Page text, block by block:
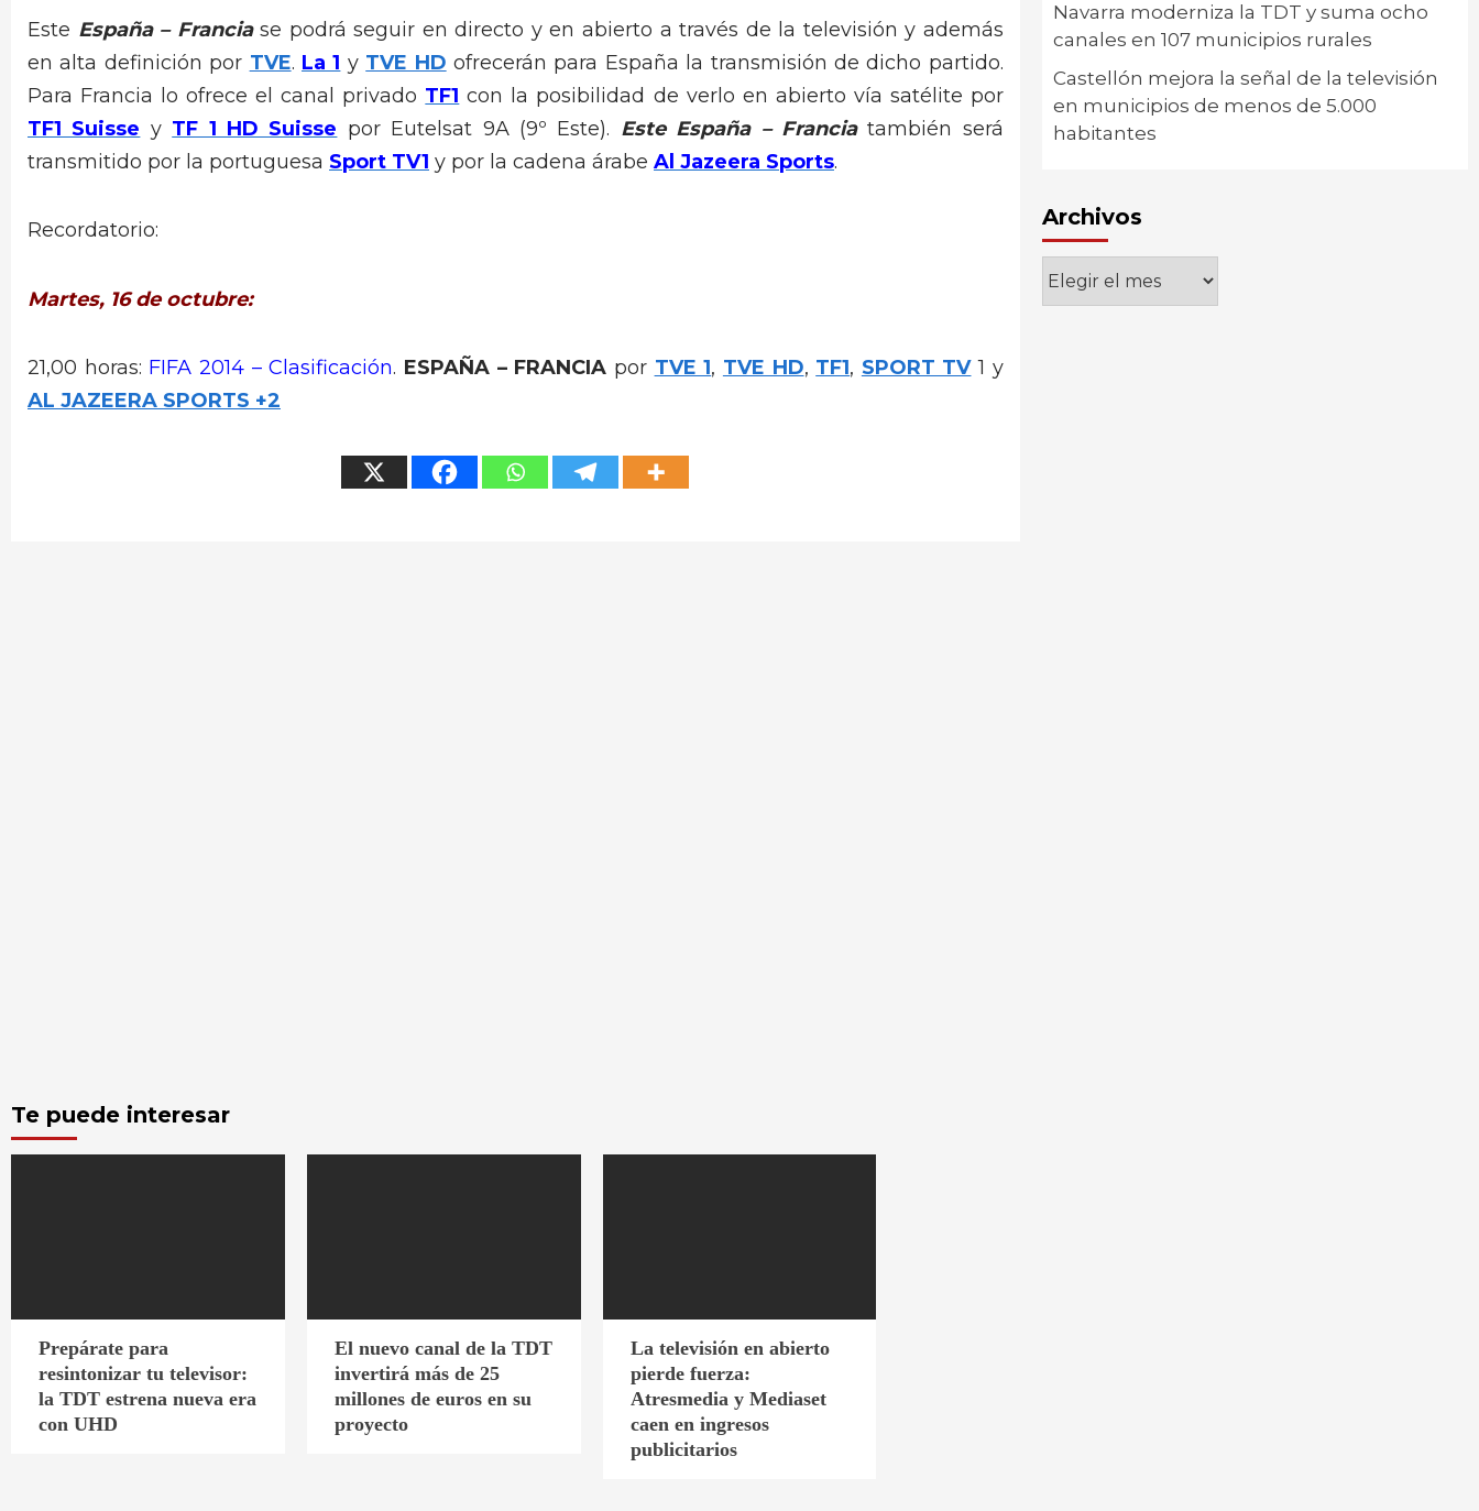
Este España – Franciase podrá seguir en directo y en abierto a través de la televisión y además
en alta definición por TVE. La 1 y TVE HD ofrecerán para España la transmisión de dicho partido.
Para Francia lo ofrece el canal privado TF1 con la posibilidad de verlo en abierto vía satélite por
TF1 Suisse y TF 1 HD Suisse por Eutelsat 9A (9º Este). Este España – Francia también será
transmitido por la portuguesa Sport TV1 y por la cadena árabe Al Jazeera Sports.
Recordatorio:
Martes, 16 de octubre:
21,00 horas: FIFA 2014 – Clasificación. ESPAÑA – FRANCIA por TVE 1, TVE HD, TF1, SPORT TV1 y
AL JAZEERA SPORTS +2
Navarra moderniza la TDT y suma ocho
canales en 107 municipios rurales
Castellón mejora la señal de la televisión
en municipios de menos de 5.000
habitantes
Archivos
Archivos
Te puede interesar
Prepárate para
resintonizar tu televisor:
la TDT estrena nueva era
con UHD
El nuevo canal de la TDT
invertirá más de 25
millones de euros en su
proyecto
La televisión en abierto
pierde fuerza:
Atresmedia y Mediaset
caen en ingresos
publicitarios